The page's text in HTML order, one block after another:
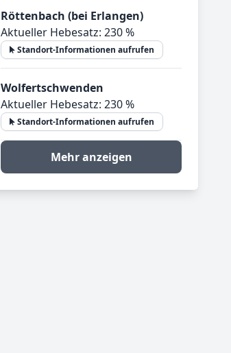
Röttenbach (bei Erlangen)
Aktueller Hebesatz: 230 %
Standort-Informationen aufrufen
Wolfertschwenden
Aktueller Hebesatz: 230 %
Standort-Informationen aufrufen
Mehr anzeigen